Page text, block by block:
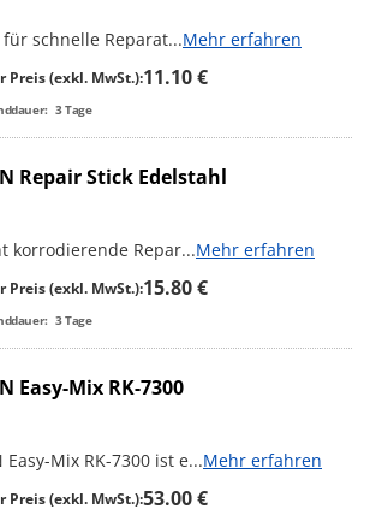
für schnelle Reparat...Mehr erfahren
Preis (exkl. MwSt.):11.10 €
3Tage
Repair Stick Edelstahl
korrodierende Repar...Mehr erfahren
Preis (exkl. MwSt.):15.80 €
3Tage
Easy-Mix RK-7300
Easy-Mix RK-7300 ist e...Mehr erfahren
Preis (exkl. MwSt.):53.00 €